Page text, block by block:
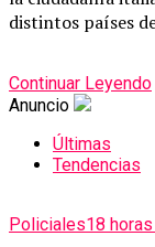
distintos países
Continuar Leyendo
Anuncio
Últimas
Tendencias
Policiales18